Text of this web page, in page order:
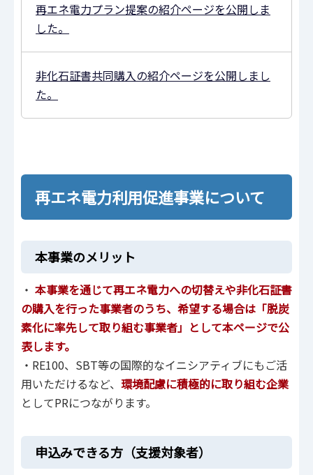
再エネ電力プラン提案の紹介ページを公開しま
した。
非化石証書共同購入の紹介ページを公開しまし
た。
再エネ電力利用促進事業について
本事業のメリット
・ 本事業を通じて再エネ電力への切替えや非化石証書
の購入を行った事業者のうち、希望する場合は「脱炭
素化に率先して取り組む事業者」として本ページで公
表します。
・RE100、SBT等の国際的なイニシアティブにもご活
用いただけるなど、 環境配慮に積極的に取り組む企業
としてPRにつながります。
申込みできる方（支援対象者）